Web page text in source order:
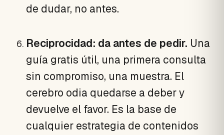
de dudar, no antes.
Reciprocidad: da antes de pedir. Una
guía gratis útil, una primera consulta
sin compromiso, una muestra. El
cerebro odia quedarse a deber y
devuelve el favor. Es la base de
cualquier estrategia de contenidos